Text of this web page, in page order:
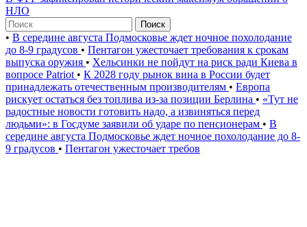
НЛО
Поиск
• В середине августа Подмосковье ждет ночное похолодание
до 8-9 градусов • Пентагон ужесточает требования к срокам
выпуска оружия • Хельсинки не пойдут на риск ради Киева в
вопросе Patriot • К 2028 году рынок вина в России будет
принадлежать отечественным производителям • Европа
рискует остаться без топлива из-за позиции Берлина • «Тут не
радостные новости готовить надо, а извиняться перед
людьми»: в Госдуме заявили об ударе по пенсионерам • В
середине августа Подмосковье ждет ночное похолодание до 8-
9 градусов • Пентагон ужесточает требов